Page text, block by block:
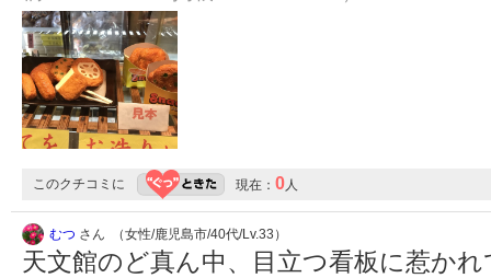
このクチコミに 現在： 0人
むつ さん （女性/鹿児島市/40代/Lv.33）
天文館のど真ん中、目立つ看板に惹か